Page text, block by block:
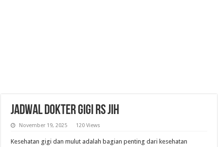
Jadwal Dokter Gigi RS JIH
November 19, 2025 120 Views
Kesehatan gigi dan mulut adalah bagian penting dari kesehatan